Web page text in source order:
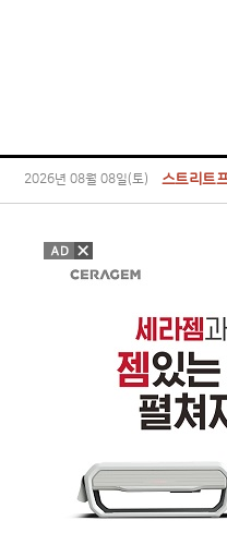
2026년 08월 08일(토) 스트리트